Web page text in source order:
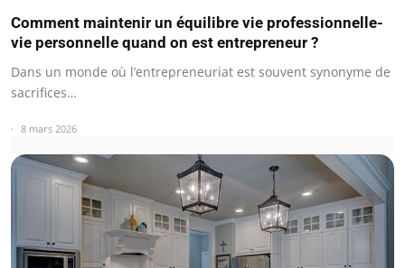
Comment maintenir un équilibre vie professionnelle-
vie personnelle quand on est entrepreneur ?
Dans un monde où l’entrepreneuriat est souvent synonyme de
sacrifices…
8 mars 2026